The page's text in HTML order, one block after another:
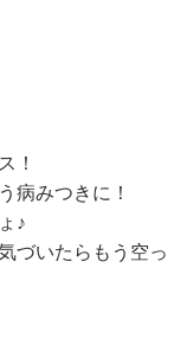
！
病みつきに！
♪
づいたらもう空っ